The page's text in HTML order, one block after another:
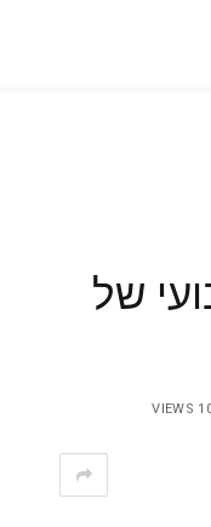
של
VIEWS